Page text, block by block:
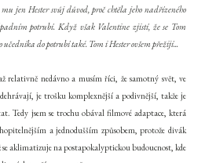
jen Hester svůj důvod, proč chtěla jeho nadřízeného
potrubí. Když však Valentine zjistí, že se Tom
do potrubí také. Tom i Hester ovšem přežijí...
relativně nedávno a musím říci, že samotný svět, ve
je trošku komplexnější a podivnější, takže je
Tedy jsem se trochu obával filmové adaptace, která
a jednodušším způsobem, protože divák
aklimatizuje na postapokalyptickou budoucnost, kde